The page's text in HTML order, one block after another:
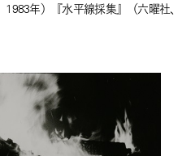
年）『水平線採集』（六曜社、